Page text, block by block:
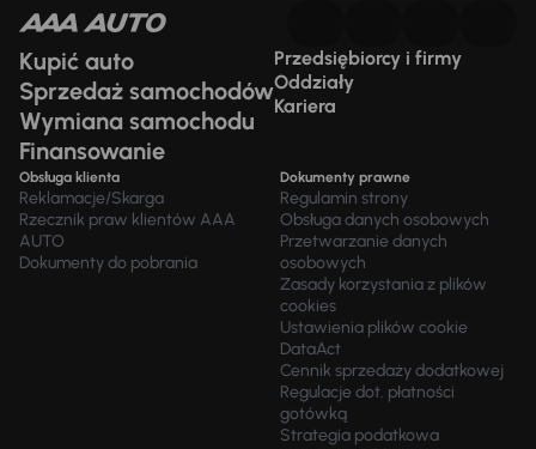
Kupić auto
Sprzedaż samochodów
Wymiana samochodu
Finansowanie
Przedsiębiorcy i firmy
Oddziały
Kariera
Obsługa klienta
Reklamacje/Skarga
Rzecznik praw klientów AAA
AUTO
Dokumenty do pobrania
Dokumenty prawne
Regulamin strony
Obsługa danych osobowych
Przetwarzanie danych
osobowych
Zasady korzystania z plików
cookies
Ustawienia plików cookie
DataAct
Cennik sprzedaży dodatkowej
Regulacje dot. płatności
gotówką
Strategia podatkowa